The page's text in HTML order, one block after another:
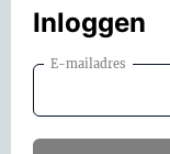
Inloggen
E-mailadres